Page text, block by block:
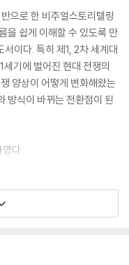
으로 한 비주얼스토리텔링
을 쉽게 이해할 수 있도록 만
이다. 특히 제1, 2차 세계대
기에 벌어진 현대 전쟁의
양상이 어떻게 변화해왔는
방식이 바뀌는 전환점이 된
다.